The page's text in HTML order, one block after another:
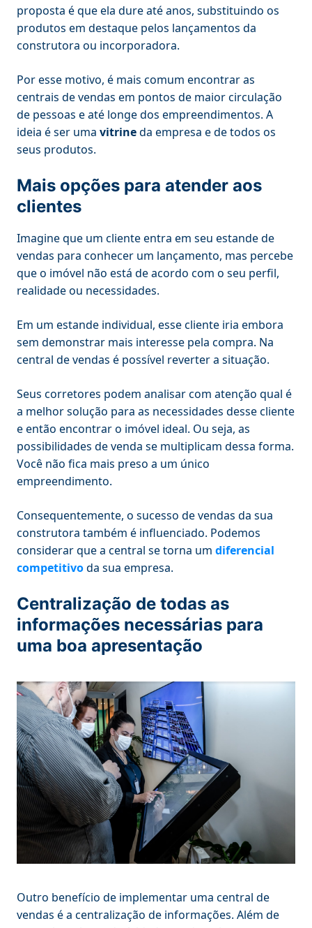
proposta é que ela dure até anos, substituindo os
produtos em destaque pelos lançamentos da
construtora ou incorporadora.
Por esse motivo, é mais comum encontrar as
centrais de vendas em pontos de maior circulação
de pessoas e até longe dos empreendimentos. A
ideia é ser uma vitrineda empresa e de todos os
seus produtos.
Mais opções para atender aos
clientes
Imagine que um cliente entra em seu estande de
vendas para conhecer um lançamento, mas percebe
que o imóvel não está de acordo com o seu perfil,
realidade ou necessidades.
Em um estande individual, esse cliente iria embora
sem demonstrar mais interesse pela compra. Na
central de vendas é possível reverter a situação.
Seus corretores podem analisar com atenção qual é
a melhor solução para as necessidades desse cliente
e então encontrar o imóvel ideal. Ou seja, as
possibilidades de venda se multiplicam dessa forma.
Você não fica mais preso a um único
empreendimento.
Consequentemente, o sucesso de vendas da sua
construtora também é influenciado. Podemos
considerar que a central se torna um diferencial
competitivoda sua empresa.
Centralização de todas as
informações necessárias para
uma boa apresentação
Outro benefício de implementar uma central de
vendas é a centralização de informações. Além de